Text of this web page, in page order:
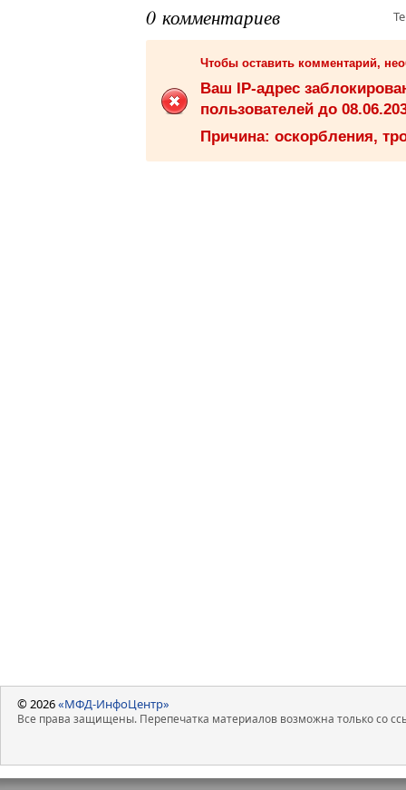
0 комментариев
Чтобы оставить комментарий,
Ваш IP-адрес
пользователей до
Причина: оскорбления,
© 2026«МФД-ИнфоЦентр»
Все права защищены. Перепечатка материалов возможна только со